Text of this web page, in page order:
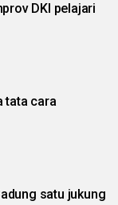
DKI pelajari
tata cara
satu jukung